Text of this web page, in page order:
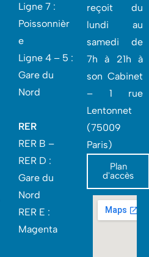
Ligne 7 :
Poissonnièr
e
Ligne 4 – 5 :
Gare du
Nord
RER
RER B –
RER D :
Gare du
Nord‎
RER E :
Magenta
reçoit du
lundi au
samedi de
7h à 21h à
son Cabinet
– 1 rue
Lentonnet
(75009
Paris)
Plan
d'accès